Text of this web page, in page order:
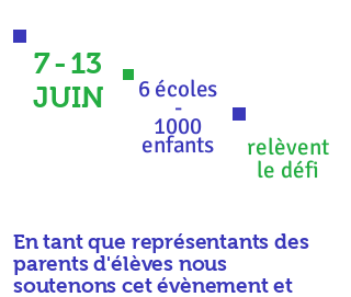
7- 13
JUIN
6 écoles
-
1000
enfants
relèvent
le défi
En tant que représentants des
parents d'élèves nous
soutenons cet évènement et